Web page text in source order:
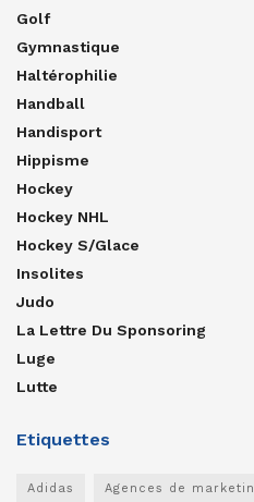
Golf
Gymnastique
Haltérophilie
Handball
Handisport
Hippisme
Hockey
Hockey NHL
Hockey S/glace
Insolites
Judo
La Lettre Du Sponsoring
Luge
Lutte
Etiquettes
Adidas Agences de